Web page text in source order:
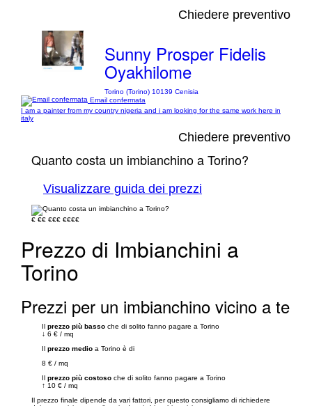
Chiedere preventivo
Sunny Prosper Fidelis
Oyakhilome
Torino (Torino) 10139 Cenisia
Email confermata
I am a painter from my country nigeria and i am looking for the same work here in
italy
Chiedere preventivo
Quanto costa un imbianchino a Torino?
Visualizzare guida dei prezzi
€ €€ €€€ €€€€
Prezzo di Imbianchini a
Torino
Prezzi per un imbianchino vicino a te
Il prezzo più basso che di solito fanno pagare a Torino
↓ 6 € / mq
Il prezzo medio a Torino è di
8 € / mq
Il prezzo più costoso che di solito fanno pagare a Torino
↑ 10 € / mq
Il prezzo finale dipende da vari fattori, per questo consigliamo di richiedere